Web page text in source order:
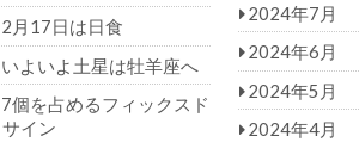
2月17日は日食
いよいよ土星は牡羊座へ
7個を占めるフィックスド
サイン
2024年7月
2024年6月
2024年5月
2024年4月